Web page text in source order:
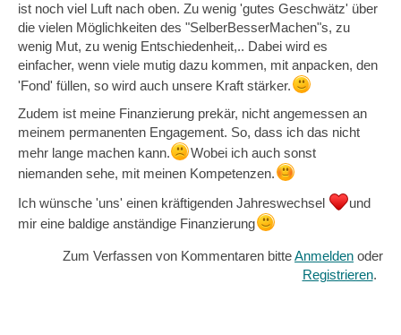
ist noch viel Luft nach oben. Zu wenig 'gutes Geschwätz' über
die vielen Möglichkeiten des "SelberBesserMachen"s, zu
wenig Mut, zu wenig Entschiedenheit,.. Dabei wird es
einfacher, wenn viele mutig dazu kommen, mit anpacken, den
'Fond' füllen, so wird auch unsere Kraft stärker.
Zudem ist meine Finanzierung prekär, nicht angemessen an
meinem permanenten Engagement. So, dass ich das nicht
mehr lange machen kann.
Wobei ich auch sonst
niemanden sehe, mit meinen Kompetenzen.
Ich wünsche 'uns' einen kräftigenden Jahreswechsel
und
mir eine baldige anständige Finanzierung
Zum Verfassen von Kommentaren bitteAnmelden oder
Registrieren.